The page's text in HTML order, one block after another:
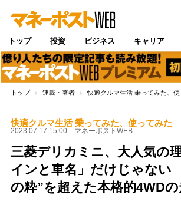
トップ 投資 ビジネス キャリア
トップ 連載・著者 快適クルマ生活 乗ってみた、使
快適クルマ生活 乗ってみた、使ってみた
2023.07.17 15:00 マネーポストWEB
三菱デリカミニ、大人気の
インと車名」だけじゃない
の粋”を超えた本格的4WDの